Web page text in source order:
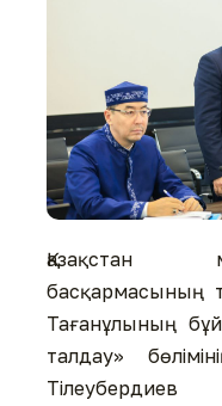
Қазақстан
басқармасының
Тағанұлының
талдау»